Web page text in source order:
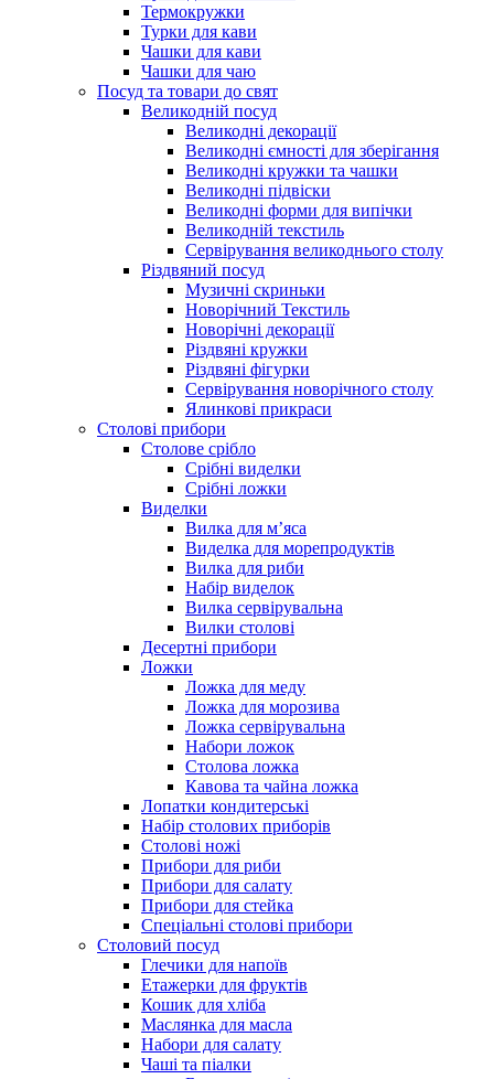
Термокружки
Турки для кави
Чашки для кави
Чашки для чаю
Посуд та товари до свят
Великодній посуд
Великодні декорації
Великодні ємності для зберігання
Великодні кружки та чашки
Великодні підвіски
Великодні форми для випічки
Великодній текстиль
Сервірування великоднього столу
Різдвяний посуд
Музичні скриньки
Новорічний Текстиль
Новорічні декорації
Різдвяні кружки
Різдвяні фігурки
Сервірування новорічного столу
Ялинкові прикраси
Столові прибори
Столове срібло
Срібні виделки
Срібні ложки
Виделки
Вилка для м’яса
Виделка для морепродуктів
Вилка для риби
Набір виделок
Вилка сервірувальна
Вилки столові
Десертні прибори
Ложки
Ложка для меду
Ложка для морозива
Ложка сервірувальна
Набори ложок
Столова ложка
Кавова та чайна ложка
Лопатки кондитерські
Набір столових приборів
Столові ножі
Прибори для риби
Прибори для салату
Прибори для стейка
Спеціальні столові прибори
Столовий посуд
Глечики для напоїв
Етажерки для фруктів
Кошик для хліба
Маслянка для масла
Набори для салату
Чаші та піалки